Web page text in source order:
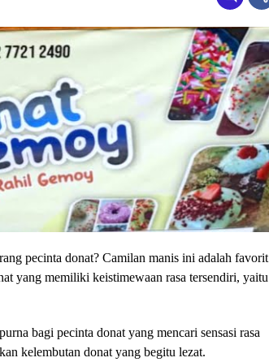
pecinta donat? Camilan manis ini adalah favorit
yang memiliki keistimewaan rasa tersendiri, yaitu
bagi pecinta donat yang mencari sensasi rasa
kelembutan donat yang begitu lezat.